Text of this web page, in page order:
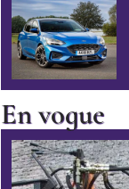
En vogue